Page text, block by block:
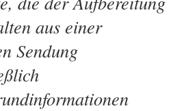
aus einer
Sendung